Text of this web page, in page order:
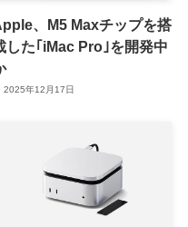
、M5 Maxチップを搭
した｢iMac Pro｣を開発中
2025年12月17日